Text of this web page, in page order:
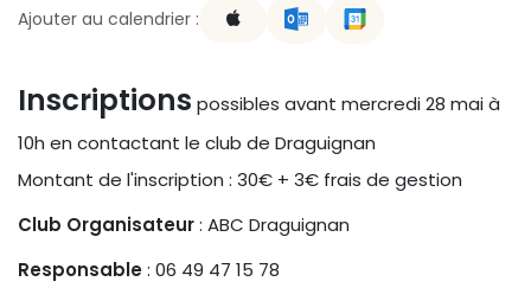
Ajouter au calendrier :
Inscriptions possibles avant mercredi 28 mai à
10h en contactant le club de Draguignan
Montant de l'inscription : 30€ + 3€ frais de gestion
Club Organisateur: ABC Draguignan
Responsable: 06 49 47 15 78